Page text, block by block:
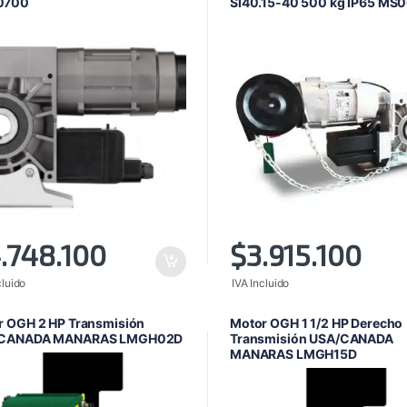
$3.915.100
IVA Incluido
OGH 2 HP Transmisión
MANARAS LMGH02D
Motor OGH 1 1/2 HP Derecho
Transmisión USA/CANADA
MANARAS LMGH15D